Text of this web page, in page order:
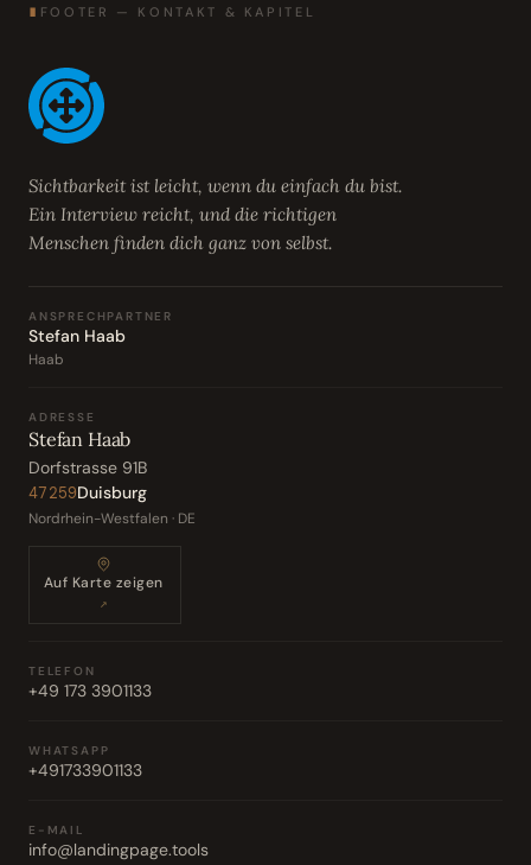
∎ FOOTER — KONTAKT & KAPITEL
Sichtbarkeit ist leicht, wenn du einfach du bist.
Ein Interview reicht, und die richtigen
Menschen finden dich ganz von selbst.
ANSPRECHPARTNER
Stefan Haab
Haab
ADRESSE
Stefan Haab
Dorfstrasse 91B
47259Duisburg
Nordrhein-Westfalen · DE
Auf Karte zeigen
↗
TELEFON
+49 173 3901133
WHATSAPP
+491733901133
E-MAIL
info@landingpage.tools